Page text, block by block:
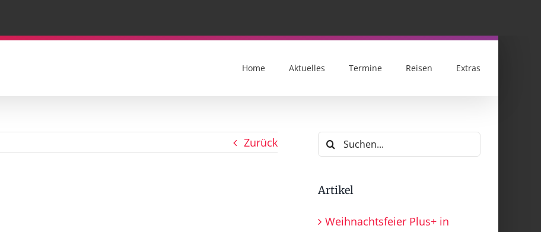
Home Aktuelles Termine Reisen Extras
Zurück
Suche
nach:
Artikel
Weihnachtsfeier Plus+ in